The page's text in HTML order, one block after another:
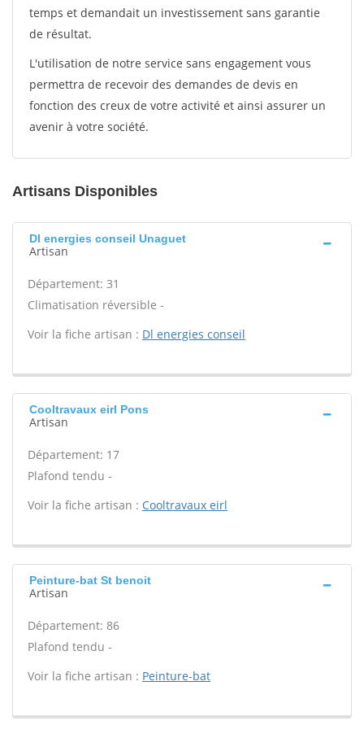
temps et demandait un investissement sans garantie
de résultat.
L'utilisation de notre service sans engagement vous
permettra de recevoir des demandes de devis en
fonction des creux de votre activité et ainsi assurer un
avenir à votre société.
Artisans Disponibles
Dl energies conseil Unaguet
Artisan
Département: 31
Climatisation réversible -
Voir la fiche artisan : Dl energies conseil
Cooltravaux eirl Pons
Artisan
Département: 17
Plafond tendu -
Voir la fiche artisan : Cooltravaux eirl
Peinture-bat St benoit
Artisan
Département: 86
Plafond tendu -
Voir la fiche artisan : Peinture-bat